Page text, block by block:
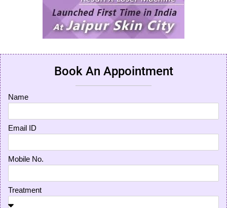
Book An Appointment
Name
Email ID
Mobile No.
Treatment